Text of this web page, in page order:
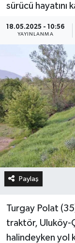
sürücü hayatını
18.05.2025 - 10:56
YAYINLANMA
Paylaş
Turgay Polat
traktör, Uluköy-
halindeyken yol
Sağlık
Son Dakika
Haber Arşivi